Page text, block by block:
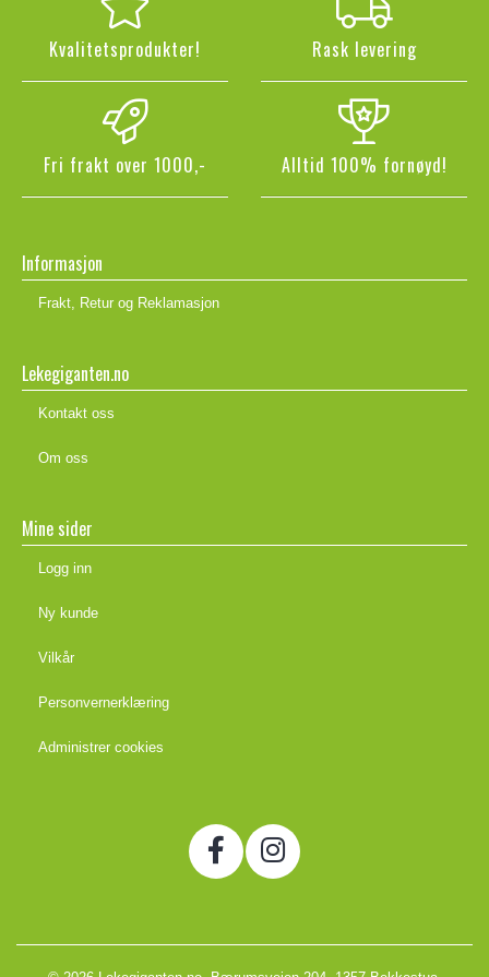
Kvalitetsprodukter! Rask levering
Fri frakt over 1000,- Alltid 100% fornøyd!
Informasjon
Frakt, Retur og Reklamasjon
Lekegiganten.no
Kontakt oss
Om oss
Mine sider
Logg inn
Ny kunde
Vilkår
Personvernerklæring
Administrer cookies